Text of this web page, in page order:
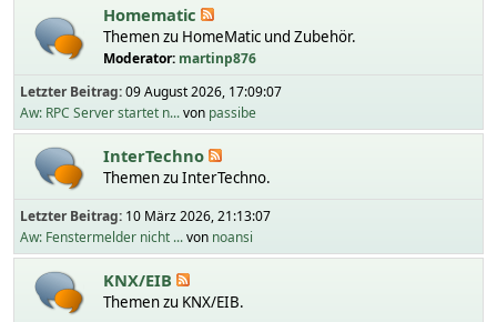
Homematic
Themen zu HomeMatic und Zubehör.
Moderator: martinp876
Letzter Beitrag:09 August 2026, 17:09:07
Aw: RPC Server startet n...von passibe
InterTechno
Themen zu InterTechno.
Letzter Beitrag: 10 März 2026, 21:13:07
Aw: Fenstermelder nicht ...von noansi
KNX/EIB
Themen zu KNX/EIB.